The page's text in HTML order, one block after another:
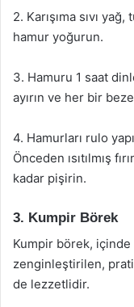
2. Karışıma sıvı
hamur yoğurun.
3. Hamuru 1 saat
ayırın ve her bir
4. Hamurları rulo
Önceden ısıtılmış
kadar pişirin.
3. Kumpir Börek
Kumpir börek,
zenginleştirilen,
de lezzetlidir.